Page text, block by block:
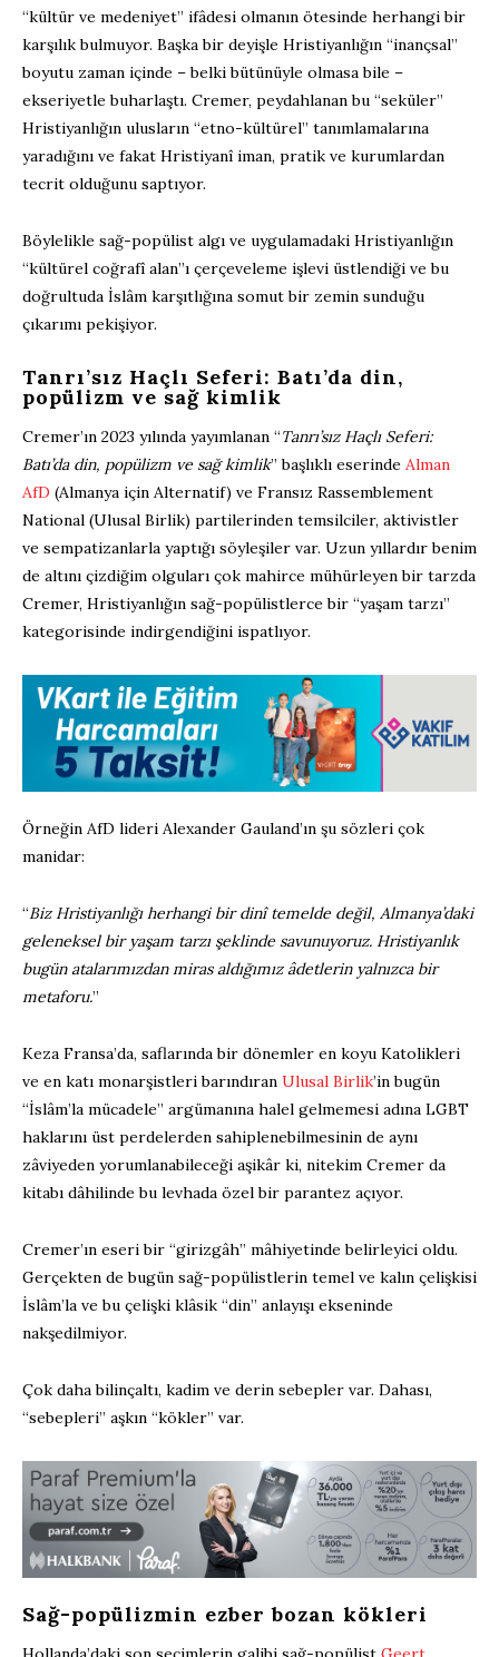
“kültür ve medeniyet” ifâdesi olmanın ötesinde herhangi bir
karşılık bulmuyor. Başka bir deyişle Hristiyanlığın “inançsal”
boyutu zaman içinde – belki bütünüyle olmasa bile –
ekseriyetle buharlaştı. Cremer, peydahlanan bu “seküler”
Hristiyanlığın ulusların “etno-kültürel” tanımlamalarına
yaradığını ve fakat Hristiyanî iman, pratik ve kurumlardan
tecrit olduğunu saptıyor.
Böylelikle sağ-popülist algı ve uygulamadaki Hristiyanlığın
“kültürel coğrafî alan”ı çerçeveleme işlevi üstlendiği ve bu
doğrultuda İslâm karşıtlığına somut bir zemin sunduğu
çıkarımı pekişiyor.
Tanrı’sız Haçlı Seferi: Batı’da din,
popülizm ve sağ kimlik
Cremer’ın 2023 yılında yayımlanan “Tanrı’sız Haçlı Seferi:
Batı’da din, popülizm ve sağ kimlik” başlıklı eserinde Alman
AfD (Almanya için Alternatif) ve Fransız Rassemblement
National (Ulusal Birlik) partilerinden temsilciler, aktivistler
ve sempatizanlarla yaptığı söyleşiler var. Uzun yıllardır benim
de altını çizdiğim olguları çok mahirce mühürleyen bir tarzda
Cremer, Hristiyanlığın sağ-popülistlerce bir “yaşam tarzı”
kategorisinde indirgendiğini ispatlıyor.
Örneğin AfD lideri Alexander Gauland’ın şu sözleri çok
manidar:
“Biz Hristiyanlığı herhangi bir dinî temelde değil, Almanya’daki
geleneksel bir yaşam tarzı şeklinde savunuyoruz. Hristiyanlık
bugün atalarımızdan miras aldığımız âdetlerin yalnızca bir
metaforu.”
Keza Fransa’da, saflarında bir dönemler en koyu Katolikleri
ve en katı monarşistleri barındıran Ulusal Birlik’in bugün
“İslâm’la mücadele” argümanına halel gelmemesi adına LGBT
haklarını üst perdelerden sahiplenebilmesinin de aynı
zâviyeden yorumlanabileceği aşikâr ki, nitekim Cremer da
kitabı dâhilinde bu levhada özel bir parantez açıyor.
Cremer’ın eseri bir “girizgâh” mâhiyetinde belirleyici oldu.
Gerçekten de bugün sağ-popülistlerin temel ve kalın çelişkisi
İslâm’la ve bu çelişki klâsik “din” anlayışı ekseninde
nakşedilmiyor.
Çok daha bilinçaltı, kadim ve derin sebepler var. Dahası,
“sebepleri” aşkın “kökler” var.
Sağ-popülizmin ezber bozan kökleri